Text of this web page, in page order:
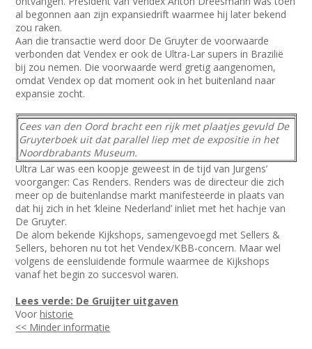
al begonnen aan zijn expansiedrift waarmee hij later bekend
zou raken.
Aan die transactie werd door De Gruyter de voorwaarde
verbonden dat Vendex er ook de Ultra-Lar supers in Brazilië
bij zou nemen. Die voorwaarde werd gretig aangenomen,
omdat Vendex op dat moment ook in het buitenland naar
expansie zocht.
Cees van den Oord bracht een rijk met plaatjes gevuld De
Gruyterboek uit dat parallel liep met de expositie in het
Noordbrabants Museum.
Ultra Lar was een koopje geweest in de tijd van Jurgens’
voorganger: Cas Renders. Renders was de directeur die zich
meer op de buitenlandse markt manifesteerde in plaats van
dat hij zich in het ‘kleine Nederland’ inliet met het hachje van
De Gruyter.
De alom bekende Kijkshops, samengevoegd met Sellers &
Sellers, behoren nu tot het Vendex/KBB-concern. Maar wel
volgens de eensluidende formule waarmee de Kijkshops
vanaf het begin zo succesvol waren.
Lees verde: De Gruijter uitgaven
Voorhistorie
<< Minder informatie